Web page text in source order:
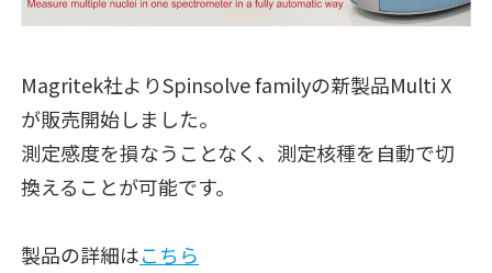
Magritek社よりSpinsolve familyの新製品Multi X
が販売開始しました。
測定感度を損なうことなく、測定核種を自動で切
換えることが可能です。
製品の詳細はこちら